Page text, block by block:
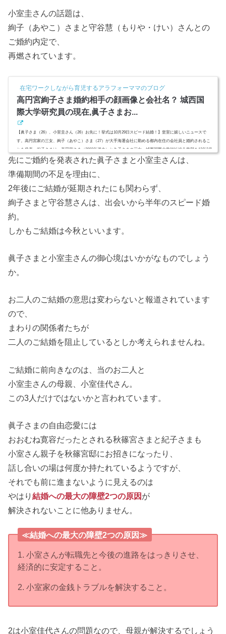
小室圭さんの話題は、
絢子（あやこ）さまと守谷慧（もりや・けい）さんとの
ご婚約内定で、
再燃されています。
在宅ワークしながら育児するアラフォーママのブログ
高円宮絢子さま婚約相手の顔画像と会社名？ 城西国
際大学研究員の現在,眞子さまお...
【眞子さま（26）、小室圭さん（26）お先に！挙式は10月29日スピード結婚！】皇室に嬉しいニュースで
す。高円宮家の三女、絢子（あやこ）さま（27）が大手海運会社に勤める都内在住の会社員と婚約されるこ
とを発表。絢子さまは、高円宮さま（2002年逝去）と久子さまの三女。城西国際大学福祉総合学部を13年3月
に卒業、子供好きを生かして保育士の資格取得。その後留学を経て修士課程を修了する才女。絢子さまの気
6）より先に？スポ...
先にご婚約を発表された眞子さまと小室圭さんは、
準備期間の不足を理由に、
2年後にご結婚が延期されたにも関わらず、
絢子さまと守谷慧さんは、出会いから半年のスピード婚
約。
しかもご結婚は今秋といいます。
眞子さまと小室圭さんの御心境はいかがなものでしょう
か。
お二人のご結婚の意思は変わらないと報道されています
ので、
まわりの関係者たちが
二人のご結婚を阻止しているとしか考えられませんね。
ご結婚に前向きなのは、当のお二人と
小室圭さんの母親、小室佳代さん。
この3人だけではないかと言われています。
眞子さまの自由恋愛には
おおむね寛容だったとされる秋篠宮さまと紀子さまも
小室さん親子を秋篠宮邸にお招きになったり、
話し合いの場は何度か持たれているようですが、
それでも前に進まないように見えるのは
やはり結婚への最大の障壁2つの原因 が
解決されないことに他ありません。
≪結婚への最大の障壁2つの原因≫
1. 小室さんが転職先と今後の進路をはっきりさせ、
経済的に安定すること。
2. 小室家の金銭トラブルを解決すること。
2は小室佳代さんの問題なので、母親が解決するでしょう